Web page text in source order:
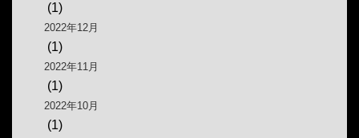
(1)
2022年12月
(1)
2022年11月
(1)
2022年10月
(1)